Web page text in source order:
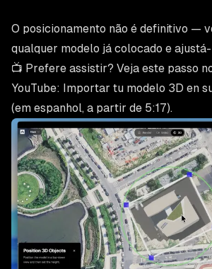
O posicionamento não é definitivo —
qualquer modelo já colocado e
📺 Prefere assistir? Veja este passo
YouTube: Importar tu modelo 3D en
(em espanhol, a partir de 5:17).